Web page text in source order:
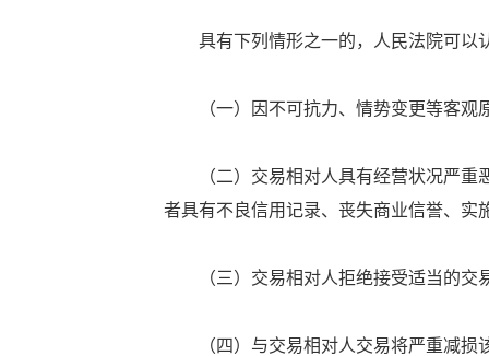
具有下列情形之一的，人民法院可以
（一）因不可抗力、情势变更等客观
（二）交易相对人具有经营状况严重恶
者具有不良信用记录、丧失商业信誉、实
（三）交易相对人拒绝接受适当的交
（四）与交易相对人交易将严重减损